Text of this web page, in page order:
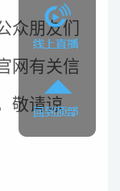
众朋友们
网有关信
敬请谅